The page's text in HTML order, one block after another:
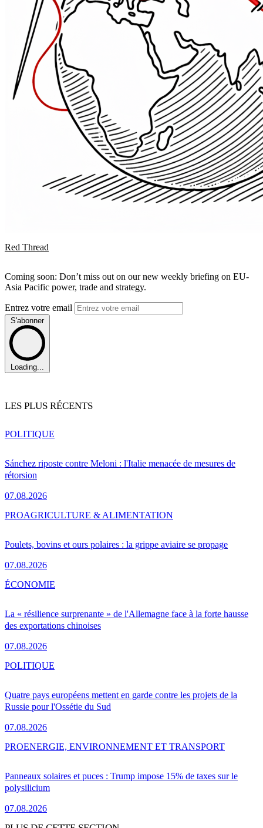
Red Thread
Coming soon: Don’t miss out on our new weekly briefing on EU-
Asia Pacific power, trade and strategy.
Entrez votre email
S'abonner
Loading...
LES PLUS RÉCENTS
Sánchez riposte contre Meloni : l'Italie menacée de mesures de
rétorsion
07.08.2026
POLITIQUE
Poulets, bovins et ours polaires : la grippe aviaire se propage
07.08.2026
PROAGRICULTURE & ALIMENTATION
La « résilience surprenante » de l'Allemagne face à la forte hausse
des exportations chinoises
07.08.2026
ÉCONOMIE
Quatre pays européens mettent en garde contre les projets de la
Russie pour l'Ossétie du Sud
07.08.2026
POLITIQUE
Panneaux solaires et puces : Trump impose 15% de taxes sur le
polysilicium
07.08.2026
PROENERGIE, ENVIRONNEMENT ET TRANSPORT